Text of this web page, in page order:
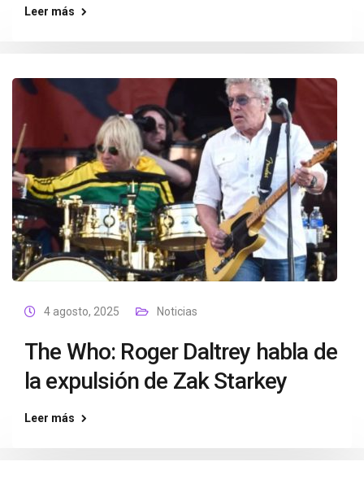
Leer más
4 agosto, 2025 Noticias
The Who: Roger Daltrey habla de
la expulsión de Zak Starkey
Leer más